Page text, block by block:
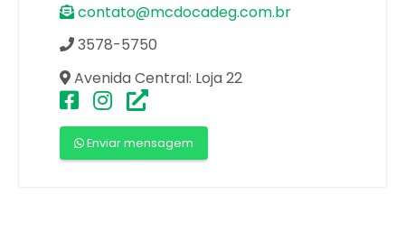
contato@mcdocadeg.com.br
3578-5750
Avenida Central: Loja 22
Enviar mensagem